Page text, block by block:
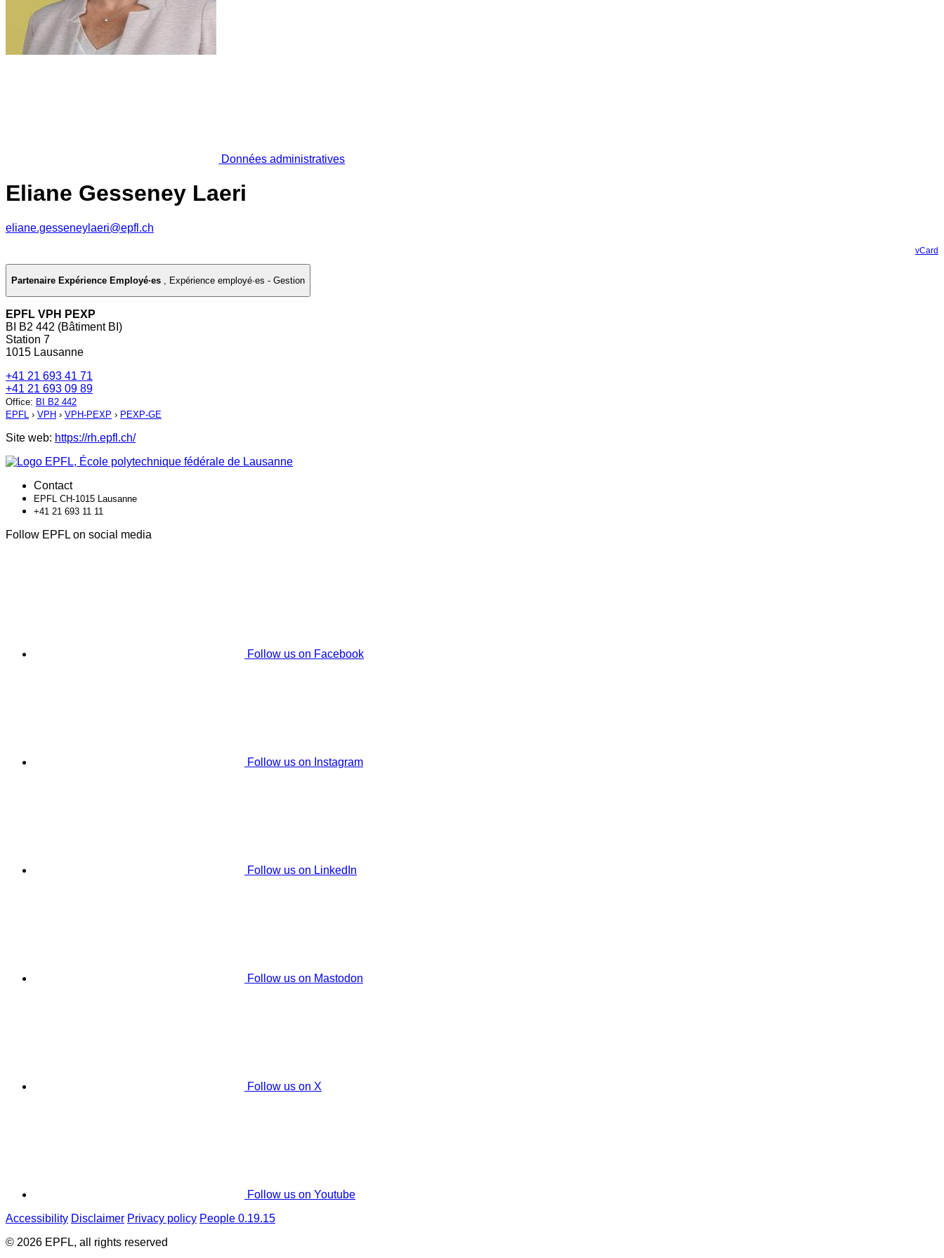
Données administratives
Eliane Gesseney Laeri
eliane.gesseneylaeri@epfl.ch
vCard
Partenaire Expérience Employé·es , Expérience employé·es - Gestion
EPFL VPH PEXP
BI B2 442 (Bâtiment BI)
Station 7
1015 Lausanne
+41 21 693 41 71
+41 21 693 09 89
Office: BI B2 442
EPFL › VPH › VPH-PEXP › PEXP-GE
Site web: https://rh.epfl.ch/
Contact
EPFL CH-1015 Lausanne
+41 21 693 11 11
Follow EPFL on social media
Follow us on Facebook
Follow us on Instagram
Follow us on LinkedIn
Follow us on Mastodon
Follow us on X
Follow us on Youtube
Accessibility Disclaimer Privacy policy People 0.19.15
© 2026 EPFL, all rights reserved